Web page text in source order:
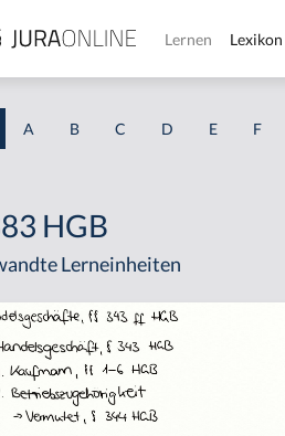
Lernen Lexikon
A B C D E F
HGB
Lerneinheiten